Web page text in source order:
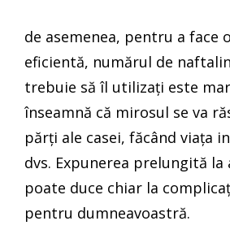
de asemenea, pentru a face
eficientă, numărul de
trebuie să îl utilizați este
înseamnă că mirosul se va
părți ale casei, făcând viața
dvs. Expunerea prelungită la
poate duce chiar la
pentru dumneavoastră.